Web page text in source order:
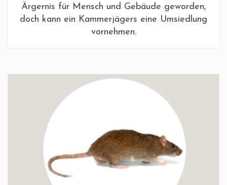
Ärgernis für Mensch und Gebäude geworden,
doch kann ein Kammerjägers eine Umsiedlung
vornehmen.